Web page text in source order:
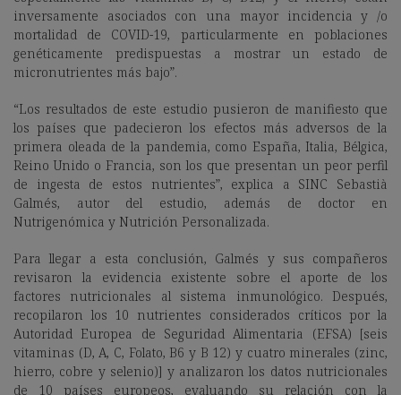
inversamente asociados con una mayor incidencia y /o
mortalidad de COVID-19, particularmente en poblaciones
genéticamente predispuestas a mostrar un estado de
micronutrientes más bajo”.
“Los resultados de este estudio pusieron de manifiesto que
los países que padecieron los efectos más adversos de la
primera oleada de la pandemia, como España, Italia, Bélgica,
Reino Unido o Francia, son los que presentan un peor perfil
de ingesta de estos nutrientes”, explica a SINC
Sebastià
Galmés, autor del estudio, además de doctor en
Nutrigenómica y Nutrición Personalizada.
Para llegar a esta conclusión, Galmés y sus compañeros
revisaron la evidencia existente sobre el aporte de los
factores nutricionales al sistema inmunológico. Después,
recopilaron los 10 nutrientes considerados críticos por la
Autoridad Europea de Seguridad Alimentaria (EFSA) [seis
vitaminas (D, A, C, Folato, B6 y B 12) y cuatro minerales (zinc,
hierro, cobre y selenio)] y analizaron los datos nutricionales
de 10 países europeos, evaluando su relación con la